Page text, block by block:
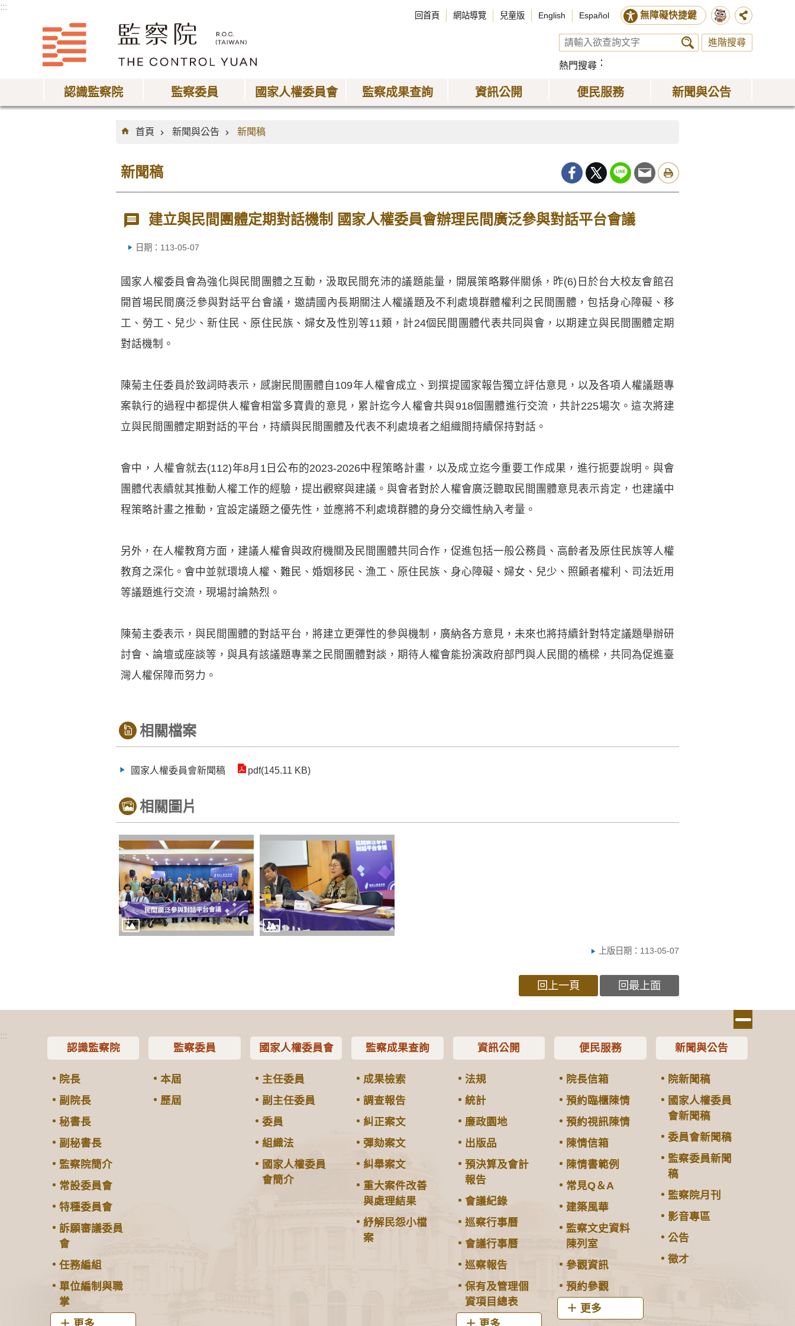
:::
回首頁 網站導覽 兒童版 English Español 無障礙快捷鍵
進階搜尋
熱門搜尋
認識監察院 監察委員 國家人權委員會 監察成果查詢 資訊公開 便民服務 新聞與公告
:::
首頁
新聞與公告 新聞稿
新聞稿
建立與民間團體定期對話機制 國家人權委員會辦理民間廣泛參與對話平台會議
日期：113-05-07
國家人權委員會為強化與民間團體之互動，汲取民間充沛的議題能量，開展策略夥伴關係，昨(6)日於台大校友會館召
開首場民間廣泛參與對話平台會議，邀請國內長期關注人權議題及不利處境群體權利之民間團體，包括身心障礙、移
工、勞工、兒少、新住民、原住民族、婦女及性別等11類，計24個民間團體代表共同與會，以期建立與民間團體定期
對話機制。
陳菊主任委員於致詞時表示，感謝民間團體自109年人權會成立、到撰提國家報告獨立評估意見，以及各項人權議題專
案執行的過程中都提供人權會相當多寶貴的意見，累計迄今人權會共與918個團體進行交流，共計225場次。這次將建
立與民間團體定期對話的平台，持續與民間團體及代表不利處境者之組織間持續保持對話。
會中，人權會就去(112)年8月1日公布的2023-2026中程策略計畫，以及成立迄今重要工作成果，進行扼要說明。與會
團體代表續就其推動人權工作的經驗，提出觀察與建議。與會者對於人權會廣泛聽取民間團體意見表示肯定，也建議中
程策略計畫之推動，宜設定議題之優先性，並應將不利處境群體的身分交織性納入考量。
另外，在人權教育方面，建議人權會與政府機關及民間團體共同合作，促進包括一般公務員、高齡者及原住民族等人權
教育之深化。會中並就環境人權、難民、婚姻移民、漁工、原住民族、身心障礙、婦女、兒少、照顧者權利、司法近用
等議題進行交流，現場討論熱烈。
陳菊主委表示，與民間團體的對話平台，將建立更彈性的參與機制，廣納各方意見，未來也將持續針對特定議題舉辦研
討會、論壇或座談等，與具有該議題專業之民間團體對談，期待人權會能扮演政府部門與人民間的橋樑，共同為促進臺
灣人權保障而努力。
相關檔案
國家人權委員會新聞稿 pdf(145.11 KB)
相關圖片
上版日期：113-05-07
回上一頁 回最上面
:::
認識監察院
院長
副院長
秘書長
副秘書長
監察院簡介
常設委員會
特種委員會
訴願審議委員
會
任務編組
單位編制與職
掌
監察委員
本屆
歷屆
國家人權委員會
主任委員
副主任委員
委員
組織法
國家人權委員
會簡介
監察成果查詢
成果檢索
調查報告
糾正案文
彈劾案文
糾舉案文
重大案件改善
與處理結果
紓解民怨小檔
案
資訊公開
法規
統計
廉政園地
出版品
預決算及會計
報告
會議紀錄
巡察行事曆
會議行事曆
巡察報告
保有及管理個
資項目總表
便民服務
院長信箱
預約臨櫃陳情
預約視訊陳情
陳情信箱
陳情書範例
常見Q＆A
建築風華
監察文史資料
陳列室
參觀資訊
預約參觀
更多
新聞與公告
院新聞稿
國家人權委員
會新聞稿
委員會新聞稿
監察委員新聞
稿
監察院月刊
影音專區
公告
徵才